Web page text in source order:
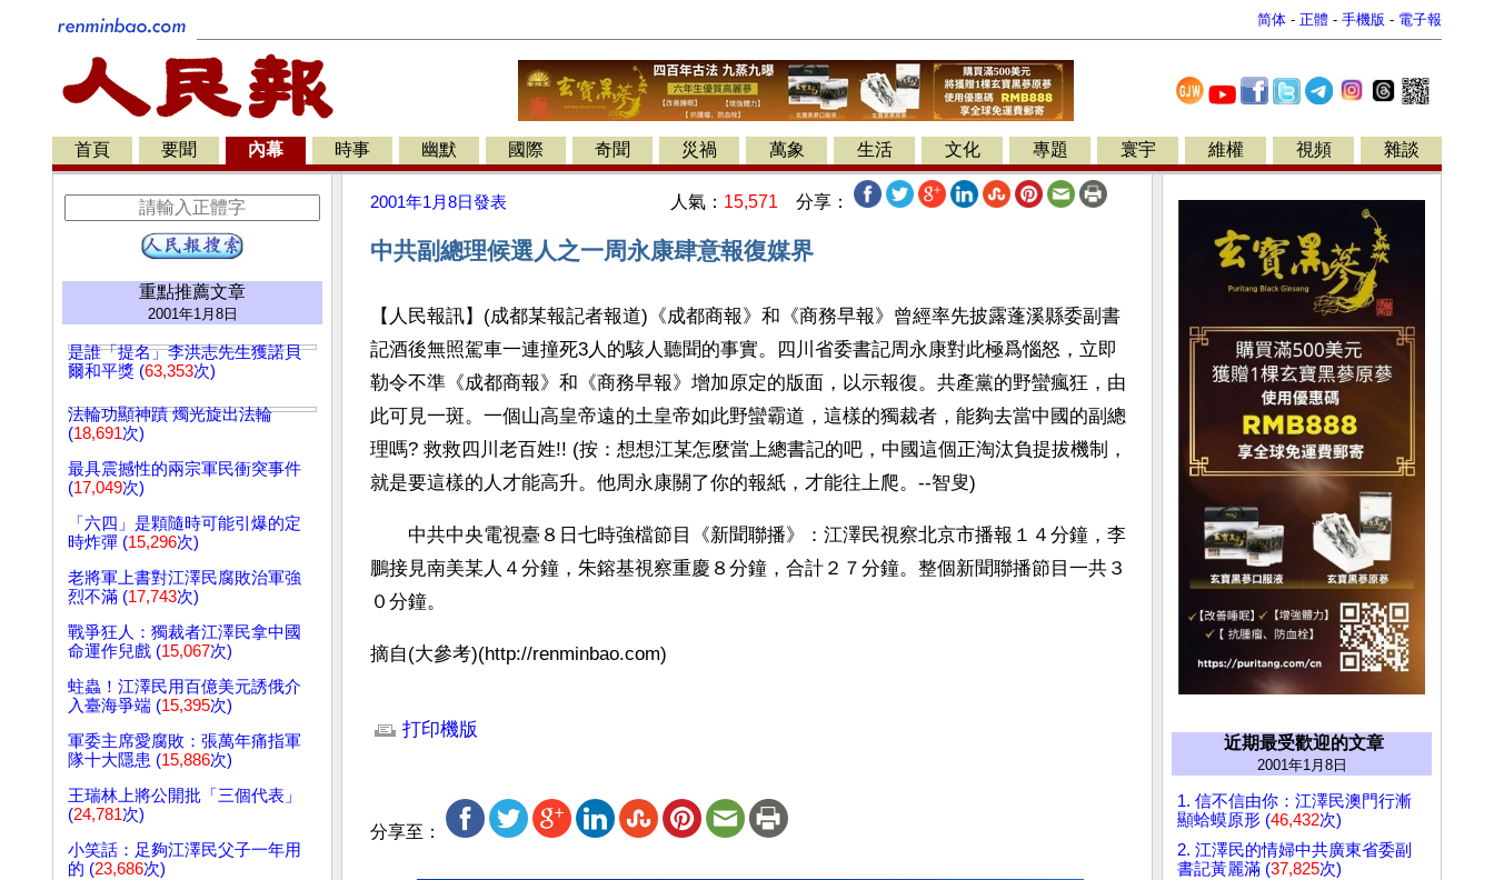
简体 - 正體 - 手機版 - 電子報
首頁 要聞 內幕 時事 幽默 國際 奇聞 災禍 萬象 生活 文化 專題 寰宇 維權 視頻 雜談
重點推薦文章
2001年1月8日
是誰「提名」李洪志先生獲諾貝
爾和平獎 (63,353次)
法輪功顯神蹟 燭光旋出法輪
(18,691次)
最具震撼性的兩宗軍民衝突事件
(17,049次)
「六四」是顆隨時可能引爆的定
時炸彈 (15,296次)
老將軍上書對江澤民腐敗治軍強
烈不滿 (17,743次)
戰爭狂人：獨裁者江澤民拿中國
命運作兒戲 (15,067次)
蛀蟲！江澤民用百億美元誘俄介
入臺海爭端 (15,395次)
軍委主席愛腐敗：張萬年痛指軍
隊十大隱患 (15,886次)
王瑞林上將公開批「三個代表」
(24,781次)
小笑話：足夠江澤民父子一年用
的 (23,686次)
2001年1月8日發表 人氣： 15,571 分享：
中共副總理候選人之一周永康肆意報復媒界
【人民報訊】(成都某報記者報道)《成都商報》和《商務早報》曾經率先披露蓬溪縣委副書
記酒後無照駕車一連撞死3人的駭人聽聞的事實。四川省委書記周永康對此極爲惱怒，立即
勒令不準《成都商報》和《商務早報》增加原定的版面，以示報復。共產黨的野蠻瘋狂，由
此可見一斑。一個山高皇帝遠的土皇帝如此野蠻霸道，這樣的獨裁者，能夠去當中國的副總
理嗎? 救救四川老百姓!! (按：想想江某怎麼當上總書記的吧，中國這個正淘汰負提拔機制，
就是要這樣的人才能高升。他周永康關了你的報紙，才能往上爬。--智叟)
中共中央電視臺８日七時強檔節目《新聞聯播》：江澤民視察北京市播報１４分鐘，李
鵬接見南美某人４分鐘，朱鎔基視察重慶８分鐘，合計２７分鐘。整個新聞聯播節目一共３
０分鐘。
摘自(大參考)(http://renminbao.com)
打印機版
分享至：
近期最受歡迎的文章
2001年1月8日
1. 信不信由你：江澤民澳門行漸
顯蛤蟆原形 (46,432次)
2. 江澤民的情婦中共廣東省委副
書記黃麗滿 (37,825次)